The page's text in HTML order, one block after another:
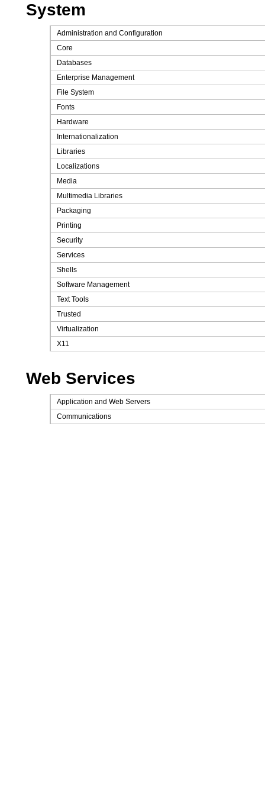
System
Administration and Configuration
Core
Databases
Enterprise Management
File System
Fonts
Hardware
Internationalization
Libraries
Localizations
Media
Multimedia Libraries
Packaging
Printing
Security
Services
Shells
Software Management
Text Tools
Trusted
Virtualization
X11
Web Services
Application and Web Servers
Communications